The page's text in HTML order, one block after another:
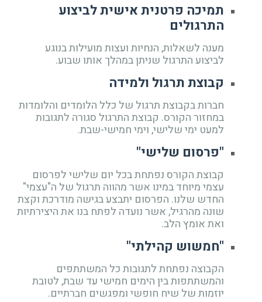
תמיכה פרטנית אישית לביצוע
התרגולים
מענה לשאלות, הנחיות ועצות מועילות בנוגע
לביצוע התרגול שניתן במהלך אותו שבוע.
קבוצת תרגול ולמידה
חברות בקבוצת תרגול של כלל הלומדים והלומדות
במחזור הקורס. קבוצת התרגול סגורה לתגובות
למעט ימי שלישי, וימי חמישי-שבת.
"פרסום שלישי"
קבוצת הקורס נפתחת בכל יום שלישי לפרסום
עצמי מיוחד במינו אשר מהווה תרגול של ה"עצמי"
החדש שלנו. הפרסום יתבצע בגישה מודרכת וקצת
שונה מהרגיל, אשר נועדה לפתח בנו את היצירתיות
ואת אומץ הלב.
"חמשוש קהילתי"
הקבוצה נפתחת לתגובות כל המשתתפים
והמשתתפות בין הימים חמישי עד שבת, לטובת
יוזמות של שיח חופשי ומפגשים חברתיים.